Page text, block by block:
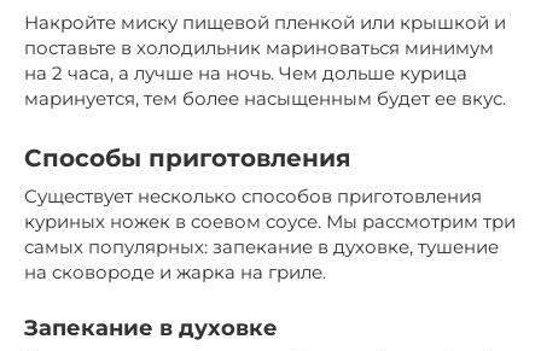
Накройте миску пищевой пленкой или крышкой и
поставьте в холодильник мариноваться минимум
на 2 часа, а лучше на ночь. Чем дольше курица
маринуется, тем более насыщенным будет ее вкус.
Способы приготовления
Существует несколько способов приготовления
куриных ножек в соевом соусе. Мы рассмотрим три
самых популярных: запекание в духовке, тушение
на сковороде и жарка на гриле.
Запекание в духовке